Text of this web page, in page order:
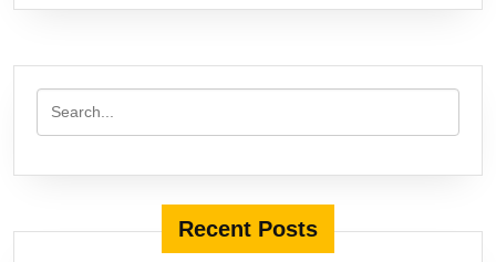
Recent Posts